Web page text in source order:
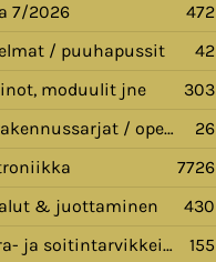
7/2026
472
/ puuhapussit
42
moduulit jne
303
/ opetussarjat
26
7726
& juottaminen
430
ja soitintarvikkeita
155